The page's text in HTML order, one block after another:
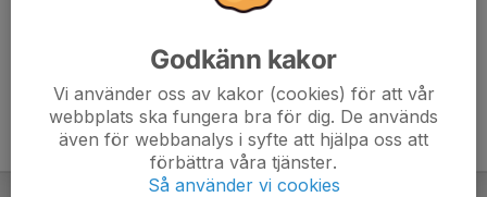
Godkänn kakor
Vi använder oss av kakor (cookies) för att vår
webbplats ska fungera bra för dig. De används
även för webbanalys i syfte att hjälpa oss att
förbättra våra tjänster.
Så använder vi cookies